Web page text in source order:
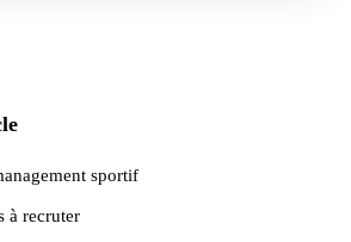
sportif
à recruter